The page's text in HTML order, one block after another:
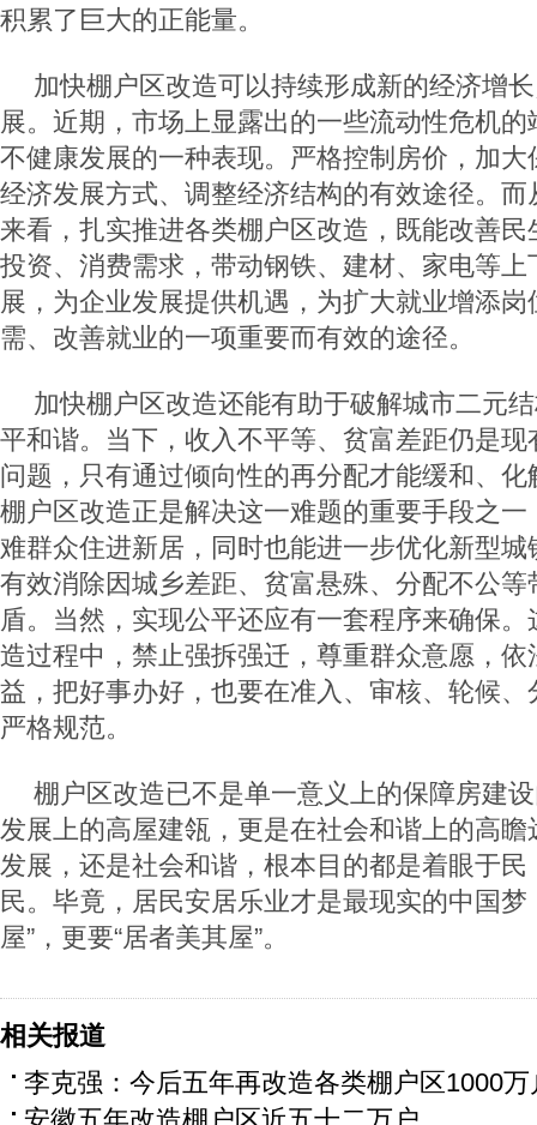
积累了巨大的正能量。
加快棚户区改造可以持续形成新的经济增
展。近期，市场上显露出的一些流动性危机
不健康发展的一种表现。严格控制房价，加
经济发展方式、调整经济结构的有效途径。
来看，扎实推进各类棚户区改造，既能改善
投资、消费需求，带动钢铁、建材、家电等
展，为企业发展提供机遇，为扩大就业增添
需、改善就业的一项重要而有效的途径。
加快棚户区改造还能有助于破解城市二元
平和谐。当下，收入不平等、贫富差距仍是
问题，只有通过倾向性的再分配才能缓和、
棚户区改造正是解决这一难题的重要手段之
难群众住进新居，同时也能进一步优化新型
有效消除因城乡差距、贫富悬殊、分配不公
盾。当然，实现公平还应有一套程序来确保
造过程中，禁止强拆强迁，尊重群众意愿，
益，把好事办好，也要在准入、审核、轮候
严格规范。
棚户区改造已不是单一意义上的保障房建
发展上的高屋建瓴，更是在社会和谐上的高
发展，还是社会和谐，根本目的都是着眼于
民。毕竟，居民安居乐业才是最现实的中国梦
屋”，更要“居者美其屋”。
相关报道
李克强：今后五年再改造各类棚户区1000万